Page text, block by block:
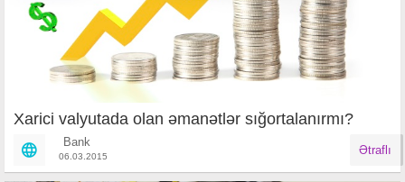
Xarici valyutada olan əmanətlər sığortalanırmı?
Bank
06.03.2015 Ətraflı